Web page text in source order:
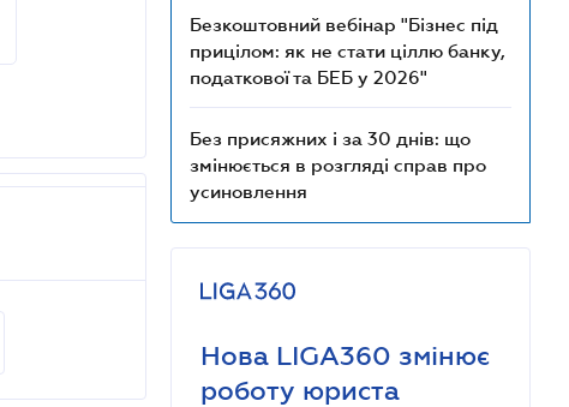
Безкоштовний вебінар "Бізнес під
прицілом: як не стати ціллю банку,
податкової та БЕБ у 2026"
Без присяжних і за 30 днів: що
змінюється в розгляді справ про
усиновлення
Нова LIGA360 змінює
роботу юриста